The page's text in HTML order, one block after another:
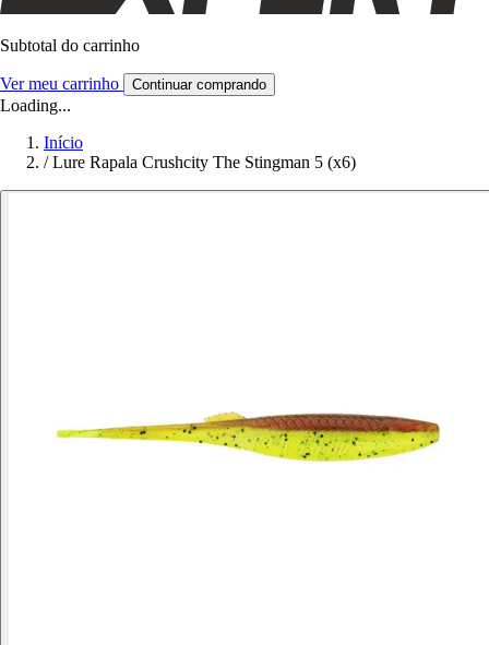
Subtotal do carrinho
Ver meu carrinho Continuar comprando
Loading...
Início
/ Lure Rapala Crushcity The Stingman 5 (x6)